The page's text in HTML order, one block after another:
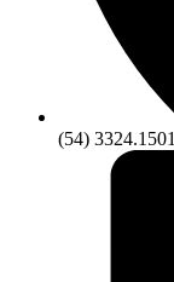
(54) 3324.1501